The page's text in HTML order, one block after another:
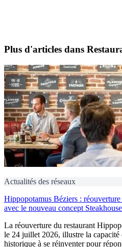
Plus d'articles dans
Actualités des réseaux
Hippopotamus Béziers :
avec le nouveau concept
La réouverture du restaurant
le 24 juillet 2026, illustre la capacité
historique à se réinventer pour